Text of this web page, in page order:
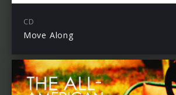
CD
Move Along